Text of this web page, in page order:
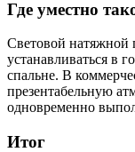
Где уместно
Световой натяжной
устанавливаться в
спальне. В
презентабельную
одновременно
Итог